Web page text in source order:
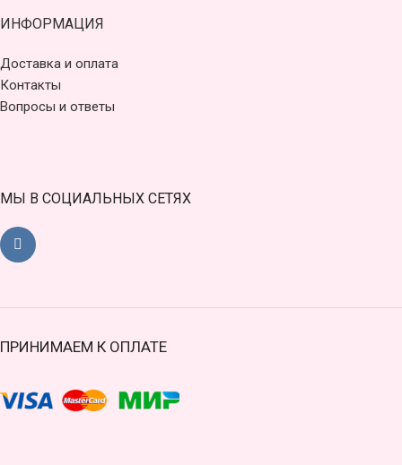
ИНФОРМАЦИЯ
Доставка и оплата
Контакты
Вопросы и ответы
МЫ В СОЦИАЛЬНЫХ СЕТЯХ
ПРИНИМАЕМ К ОПЛАТЕ